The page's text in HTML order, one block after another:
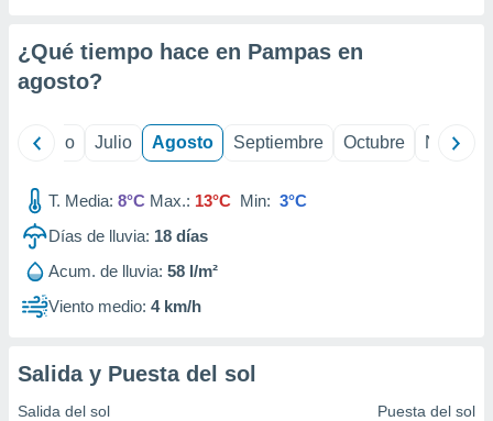
e
mediante
publicidad
publicidad
de
1199
¿Qué tiempo hace en Pampas en
agosto?
Junio Julio Agosto Septiembre Octubre
T. Media: 8°C Max.: 13°C Min: 3°C
Días de lluvia: 18 días
Acum. de lluvia: 58 l/m²
Viento medio: 4 km/h
Salida y Puesta del sol
Salida del sol Puesta del sol